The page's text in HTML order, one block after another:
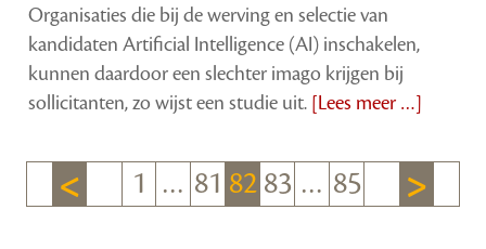
Organisaties die bij de werving en selectie van
kandidaten Artificial Intelligence (AI) inschakelen,
kunnen daardoor een slechter imago krijgen bij
sollicitanten, zo wijst een studie uit. [Lees meer …]
1 … 81 82 83 … 85